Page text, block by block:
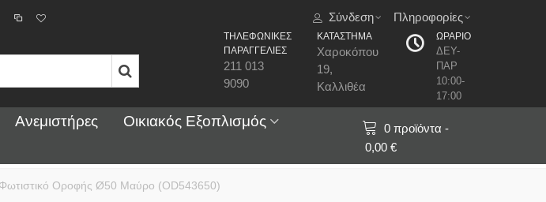
Σύνδεση Πληροφορίες
ΤΗΛΕΦΩΝΙΚΕΣ
ΠΑΡΑΓΓΕΛΙΕΣ
211 013
9090
ΚΑΤΑΣΤΗΜΑ
Χαροκόπου
19,
Καλλιθέα
ΩΡΑΡΙΟ
ΔΕΥ-
ΠΑΡ
10:00-
17:00
Ανεμιστήρες
Οικιακός Εξοπλισμός
0 προϊόντα -
0,00 €
Οροφής Ø50 Μαύρο (OD543650)